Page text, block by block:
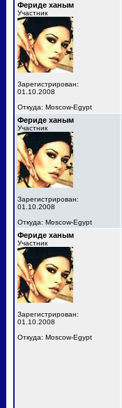
Фериде ханым
Участник
Зарегистрирован:
01.10.2008
Откуда: Moscow-Egypt
Фериде ханым
Участник
Зарегистрирован:
01.10.2008
Откуда: Moscow-Egypt
Фериде ханым
Участник
Зарегистрирован:
01.10.2008
Откуда: Moscow-Egypt